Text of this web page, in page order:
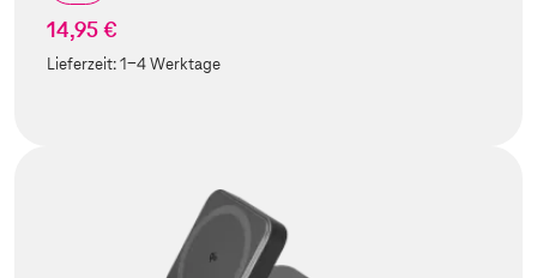
14,95 €
Lieferzeit:1-4 Werktage